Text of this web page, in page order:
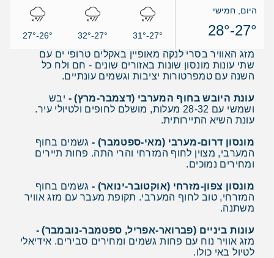
היום, חמישי
27°-28°
27°-31°
27°-32°
26°-27°
מזג האוויר בסרי לנקה מאופיין באקלים טרופי ים עם
שתי עונות מונסון שונות באזורים שונים - חם ולח כל
השנה עם טמפרטורות יציבות וגשמים עונתיים.
עונת היובש בחוף המערבי (דצמבר-מרץ) - יבש
ושמשי עם 28-32 מעלות, מושלם לחופים ולטיולי עיר.
עונת השיא התיירותית.
מונסון דרום-מערבי (מאי-ספטמבר) - גשמים בחוף
המערבי, מצוין לחוף המזרחי והרי התה. פחות תיירים
ומחירים נמוכים.
מונסון צפון-מזרחי (אוקטובר-ינואר) - גשמים בחוף
המזרחי, טוב לחוף המערבי. תקופת מעבר עם מזג אוויר
משתנה.
עונות ביניים (פברואר-אפריל, ספטמבר-נובמבר) -
מזג אוויר נוח עם פחות גשמים ומחירים סבירים. אידיאלי
לטיול באי כולו.